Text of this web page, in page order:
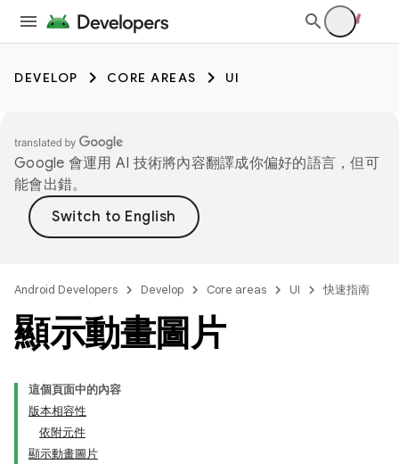
DEVELOP CORE AREAS UI
Google 會運用 AI 技術將內容翻譯成你偏好的語言，但可
能會出錯。
Android Developers Develop Core areas UI 快速指南
顯示動畫圖片
這個頁面中的內容
版本相容性
依附元件
顯示動畫圖片